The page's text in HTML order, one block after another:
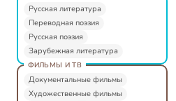
Русская литература
Переводная поэзия
Русская поэзия
Зарубежная литература
ФИЛЬМЫ И ТВ
Документальные фильмы
Художественные фильмы